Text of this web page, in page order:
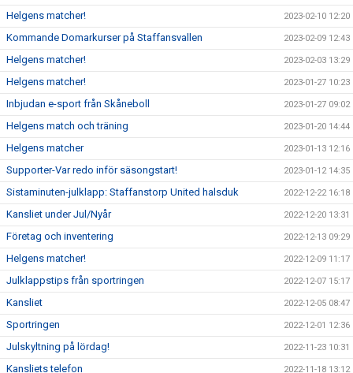
Helgens matcher! 2023-02-10 12:20
Kommande Domarkurser på Staffansvallen 2023-02-09 12:43
Helgens matcher! 2023-02-03 13:29
Helgens matcher! 2023-01-27 10:23
Inbjudan e-sport från Skåneboll 2023-01-27 09:02
Helgens match och träning 2023-01-20 14:44
Helgens matcher 2023-01-13 12:16
Supporter-Var redo inför säsongstart! 2023-01-12 14:35
Sistaminuten-julklapp: Staffanstorp United halsduk 2022-12-22 16:18
Kansliet under Jul/Nyår 2022-12-20 13:31
Företag och inventering 2022-12-13 09:29
Helgens matcher! 2022-12-09 11:17
Julklappstips från sportringen 2022-12-07 15:17
Kansliet 2022-12-05 08:47
Sportringen 2022-12-01 12:36
Julskyltning på lördag! 2022-11-23 10:31
Kansliets telefon 2022-11-18 13:12